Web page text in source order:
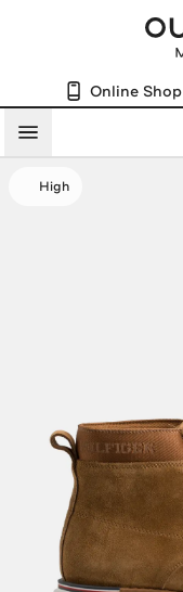
Online Shop
Menü
High